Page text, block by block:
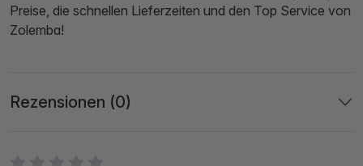
Preise, die schnellen Lieferzeiten und den Top Service von
Zolemba!
Rezensionen (0)